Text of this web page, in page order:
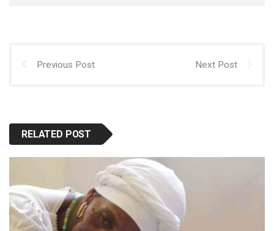
Previous Post Next Post
RELATED POST